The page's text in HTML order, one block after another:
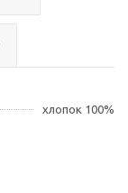
хлопок 100%